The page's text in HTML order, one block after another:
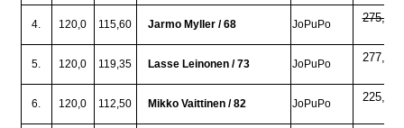
4. 120,0 115,60 Jarmo Myller / 68 JoPuPo 275,0
5. 120,0 119,35 Lasse Leinonen / 73 JoPuPo 277,5
6. 120,0 112,50 Mikko Vaittinen / 82 JoPuPo 225,0